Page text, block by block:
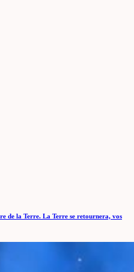
de la Terre. La Terre se retournera, vos